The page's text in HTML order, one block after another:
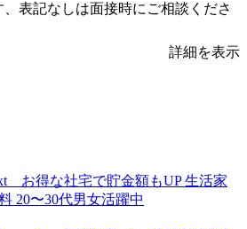
表記なしは面接時にご相談くださ
詳細を表示